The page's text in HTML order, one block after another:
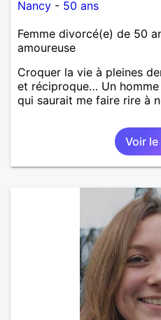
Nancy - 50 ans
Femme divorcé(e) de 50
amoureuse
Croquer la vie à pleines
et réciproque… Un
qui saurait me faire rire à
Voir